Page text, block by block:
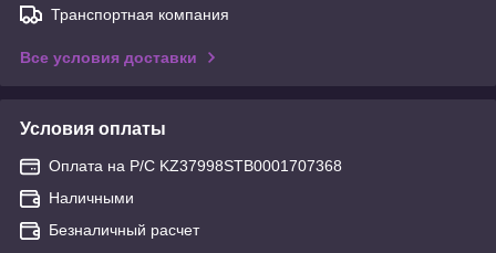
Транспортная компания
Все условия доставки
Условия оплаты
Оплата на Р/С KZ37998STB0001707368
Наличными
Безналичный расчет